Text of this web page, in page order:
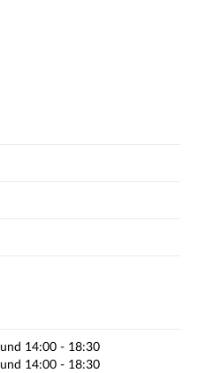
und 14:00 - 18:30
und 14:00 - 18:30